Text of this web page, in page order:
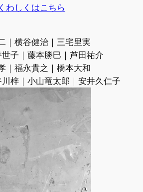
くわしくはこちら
｜横谷健治｜三宅里実
子｜藤本勝巳｜芦田祐介
｜福永貴之｜橋本大和
梓｜小山竜太郎｜安井久仁子